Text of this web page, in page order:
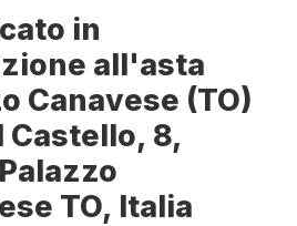
in
all'asta
Canavese (TO)
Castello, 8,
TO, Italia